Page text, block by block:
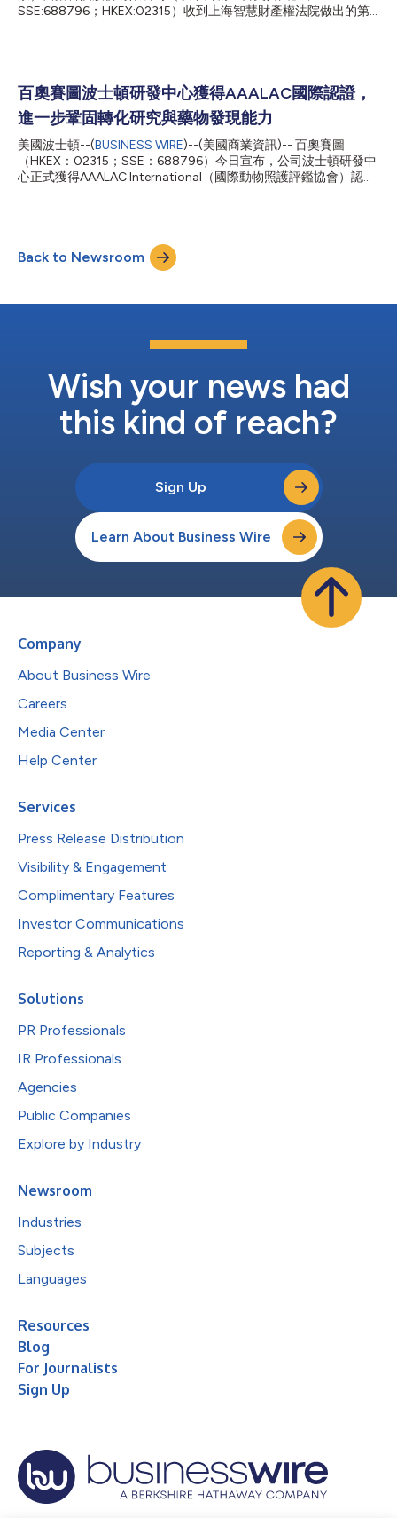
篩選和最佳化，同時有效降低重輕鏈錯配風險，為後續BsADC開發
提供穩健的分子基礎。透過整合百奧賽圖與Whitehawk的互補優
SSE:688796；HKEX:02315）收到上海智慧財產權法院做出的第
次判決是第一審階段的重要進展，也進一步印證了百奧賽圖核心技
藥就其享有獨家授權的中國發明專利（專利號：
ZL201210057668.0）提起的專利侵權訴訟。對方主張百奧賽圖
RenNano 平台及該平台獲得的相關抗體產品侵犯了上述中國專利
權。 百奧賽圖始終堅持以原創技術驅動創新藥研發。公司圍繞基
因編輯、標靶人源化動物模型及全人抗體發現領域，建構了具有全
球競爭力的技術平台，包括臨床前產品與服務事業線以及新藥開發
事業線。 其中，RenNano平台是公司抗體發現能力的重要組成部
百奧賽圖波士頓研發中心獲得AAALAC國際認證，
進一步鞏固轉化研究與藥物發現能力
美國波士頓--(BUSINESS WIRE)--(美國商業資訊)-- 百奧賽圖
（HKEX：02315；SSE：688796）今日宣布，公司波士頓研發中
心正式獲得AAALAC International（國際動物照護評鑑協會）認
性和卓越營運體系建設的長期承諾，進一步鞏固了公司在臨床前研
究與創新藥物發現領域的高品質發展基礎。 百奧賽圖波士頓研發
中心是公司全球藥物發現與轉化研究布局的重要組成部分，為不斷
團隊，該中心可展開涵蓋單株抗體、多特異性抗體、抗體藥物複合
究，為全球製藥和生物科技合作夥伴提供高品質研發服務。 憑藉
自主開發的BioMice®平台，百奧賽圖已建立業界首屈一指的基因
性疾病、神經科學、眼科疾病等多個治療領域。結合公司...
Back to Newsroom
Wish your news had
this kind of reach?
Sign Up
Learn About Business Wire
Company
About Business Wire
Careers
Media Center
Help Center
Services
Press Release Distribution
Visibility & Engagement
Complimentary Features
Investor Communications
Reporting & Analytics
Solutions
PR Professionals
IR Professionals
Agencies
Public Companies
Explore by Industry
Newsroom
Industries
Subjects
Languages
Resources
Blog
For Journalists
Sign Up